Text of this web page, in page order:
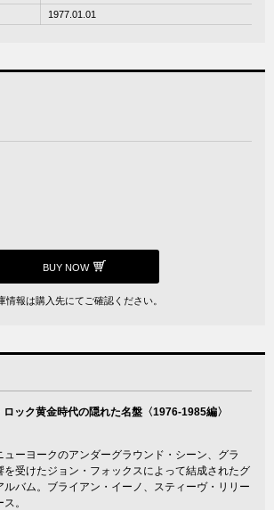
1977.01.01
BUY NOW
情報は購入先にてご確認ください。
ック黄金時代の隠れた名盤〈1976-1985編〉
ューヨークのアンダーグラウンド・シーン、グラ
を受けたジョン・フォックスによって結成されたグ
ルバム。ブライアン・イーノ、スティーヴ・リリー
。